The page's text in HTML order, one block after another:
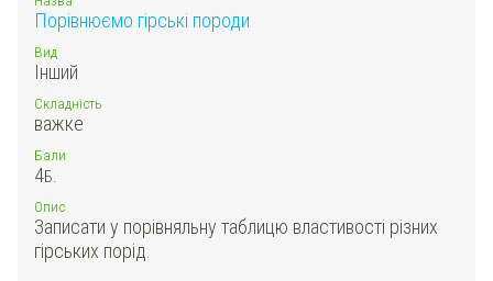
Порівнюємо гірські породи
Вид
Інший
Складність
важке
Бали
4Б.
Опис
Записати у порівняльну таблицю властивості різних
гірських порід.